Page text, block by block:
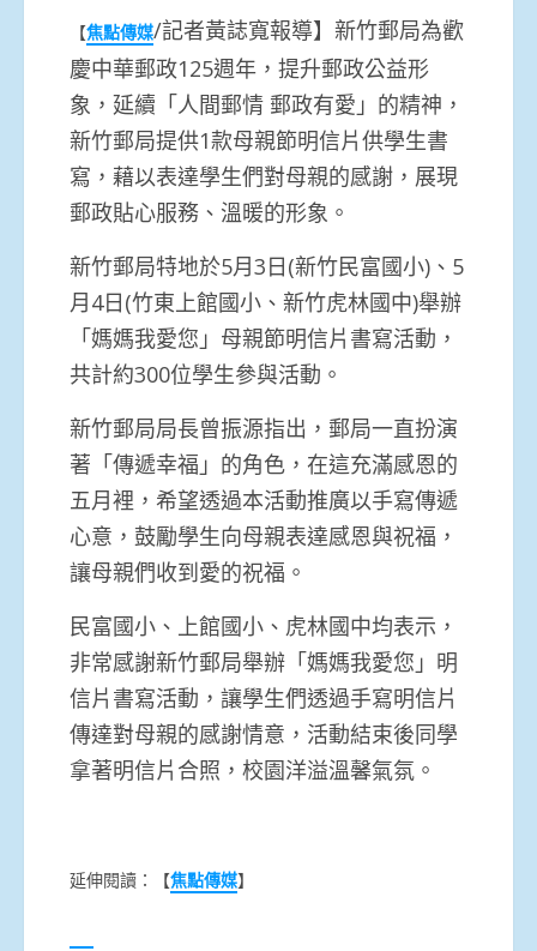
【焦點傳媒/記者黃誌寬報導】新竹郵局為歡
慶中華郵政125週年，提升郵政公益形
象，延續「人間郵情 郵政有愛」的精神，
新竹郵局提供1款母親節明信片供學生書
寫，藉以表達學生們對母親的感謝，展現
郵政貼心服務、溫暖的形象。
新竹郵局特地於5月3日(新竹民富國小)、5
月4日(竹東上館國小、新竹虎林國中)舉辦
「媽媽我愛您」母親節明信片書寫活動，
共計約300位學生參與活動。
新竹郵局局長曾振源指出，郵局一直扮演
著「傳遞幸福」的角色，在這充滿感恩的
五月裡，希望透過本活動推廣以手寫傳遞
心意，鼓勵學生向母親表達感恩與祝福，
讓母親們收到愛的祝福。
民富國小、上館國小、虎林國中均表示，
非常感謝新竹郵局舉辦「媽媽我愛您」明
信片書寫活動，讓學生們透過手寫明信片
傳達對母親的感謝情意，活動結束後同學
拿著明信片合照，校園洋溢溫馨氣氛。
延伸閱讀：【焦點傳媒】